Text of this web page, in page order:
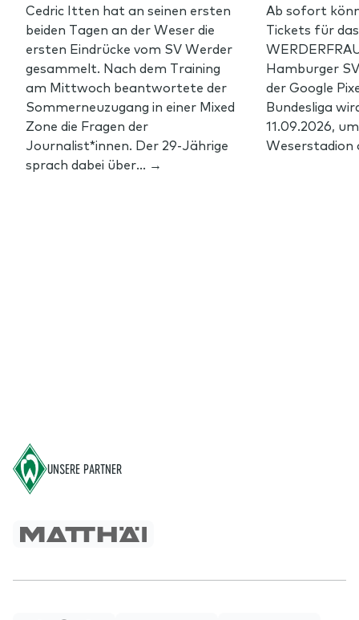
Cedric Itten hat an seinen ersten
beiden Tagen an der Weser die
ersten Eindrücke vom SV Werder
gesammelt. Nach dem Training
am Mittwoch beantwortete der
Sommerneuzugang in einer Mixed
Zone die Fragen der
Journalist*innen. Der 29-Jährige
sprach dabei über... →
Ab sofort
Tickets für
Hamburger
der Google
Bundesliga
11.09.2026,
UNSERE PARTNER